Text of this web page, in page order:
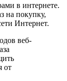
в интернете.
на покупку,
Интернет.
веб-
от